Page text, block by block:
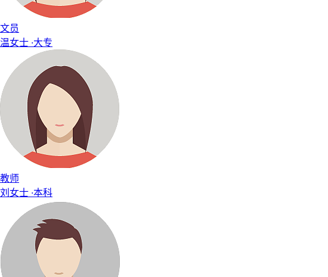
文员
温女士 ·大专
教师
刘女士 ·本科